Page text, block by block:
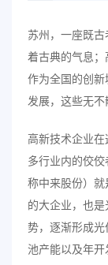
苏州，一座既
着古典的气息；
作为全国的创
发展，这些无不
高新技术企业
多行业内的佼
称中来股份）
的大企业，也
势，逐渐形成光
池产能以及年开